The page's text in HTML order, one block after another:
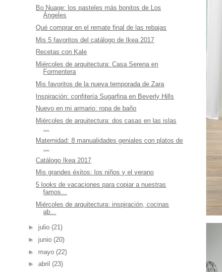
Bo Nuage: los pasteles más bonitos de Los
Ángeles
Qué comprar en el remate final de las rebajas
Mis 5 favoritos del catálogo de Ikea 2017
Recetas con Kale
Miércoles de arquitectura: Casa Serena en
Formentera
Mis favoritos de la nueva temporada de Zara
Inspiración: confitería Sugarfina en Beverly Hills
Nuevo en mi armario: ropa de baño
Miércoles de arquitectura: dos casas en las islas
...
Maternidad: 8 manualidades geniales con platos de
Catálogo Ikea 2017
Mis grandes éxitos: los niños y el verano
5 looks de vacaciones para copiar a nuestras
famos...
Miércoles de arquitectura: inspiración, cocinas
ab...
► julio (21)
► junio (20)
► mayo (22)
► abril (23)